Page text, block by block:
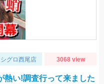
グロ西尾店 3068 view
熱い!調査行って来ました